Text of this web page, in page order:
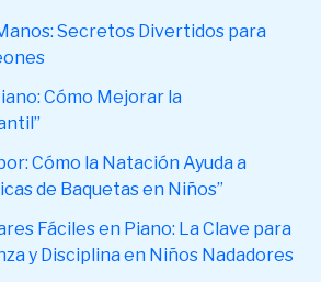
Secretos Divertidos para
Cómo Mejorar la
Cómo la Natación Ayuda a
de Baquetas en Niños”
Fáciles en Piano: La Clave para
y Disciplina en Niños Nadadores